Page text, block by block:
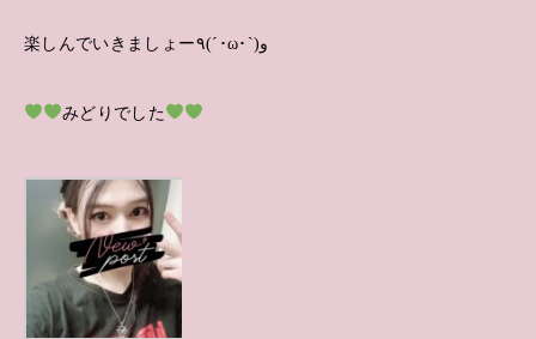
楽しんでいきましょー٩(´･ω･`)و
みどりでした